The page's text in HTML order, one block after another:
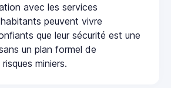
avec les services
peuvent vivre
que leur sécurité est une
un plan formel de
miniers.